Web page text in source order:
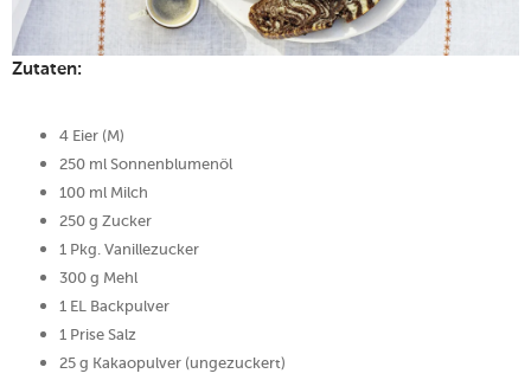
Zutaten:
4 Eier (M)
250 ml Sonnenblumenöl
100 ml Milch
250 g Zucker
1 Pkg. Vanillezucker
300 g Mehl
1 EL Backpulver
1 Prise Salz
25 g Kakaopulver (ungezuckert)